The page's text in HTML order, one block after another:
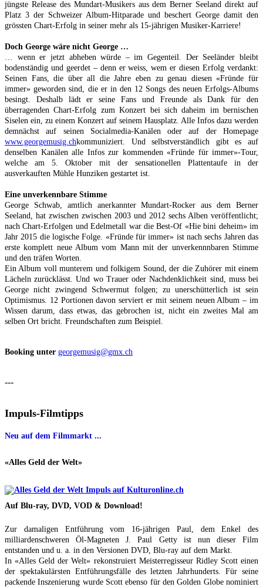
jüngste Release des Mundart-Musikers aus dem Berner Seeland direkt auf
Platz 3 der Schweizer Album-Hitparade und beschert George damit den
grössten Chart-Erfolg in seiner mehr als 15-jährigen Musiker-Karriere!
Doch George wäre nicht George …
… wenn er jetzt abheben würde – im Gegenteil. Der Seeländer bleibt
bodenständig und geerdet – denn er weiss, wem er diesen Erfolg verdankt:
Seinen Fans, die über all die Jahre eben zu genau diesen «Fründe für
immer» geworden sind, die er in den 12 Songs des neuen Erfolgs-Albums
besingt. Deshalb lädt er seine Fans und Freunde als Dank für den
überragenden Chart-Erfolg zum Konzert bei sich daheim im bernischen
Siselen ein, zu einem Konzert auf seinem Hausplatz. Alle Infos dazu werden
demnächst auf seinen Socialmedia-Kanälen oder auf der Homepage
www.georgemusig.chkommuniziert. Und selbstverständlich gibt es auf
denselben Kanälen alle Infos zur kommenden «Fründe für immer»-Tour,
welche am 5. Oktober mit der sensationellen Plattentaufe in der
ausverkauften Mühle Hunziken gestartet ist.
Eine unverkennbare Stimme
George Schwab, amtlich anerkannter Mundart-Rocker aus dem Berner
Seeland, hat zwischen zwischen 2003 und 2012 sechs Alben veröffentlicht;
nach Chart-Erfolgen und Edelmetall war die Best-Of «Hie bini deheim» im
Jahr 2015 die logische Folge. «Fründe für immer» ist nach sechs Jahren das
erste komplett neue Album vom Mann mit der unverkennnbaren Stimme
und den träfen Worten.
Ein Album voll munterem und folkigem Sound, der die Zuhörer mit einem
Lächeln zurücklässt. Und wo Trauer oder Nachdenklichkeit sind, muss bei
George nicht zwingend Schwermut folgen; zu unerschütterlich ist sein
Optimismus. 12 Portionen davon serviert er mit seinem neuen Album – im
Wissen darum, dass etwas, das gebrochen ist, nicht ein zweites Mal am
selben Ort bricht. Freundschaften zum Beispiel.
Booking unter georgemusig@gmx.ch
---
Impuls-Filmtipps
Neu auf dem Filmmarkt ...
«Alles Geld der Welt»
Auf Blu-ray, DVD, VOD & Download!
Zur damaligen Entführung vom 16-jährigen Paul, dem Enkel des
milliardenschweren Öl-Magneten J. Paul Getty ist nun dieser Film
entstanden und u. a. in den Versionen DVD, Blu-ray auf dem Markt.
In «Alles Geld der Welt» rekonstruiert Meisterregisseur Ridley Scott einen
der spektakulärsten Entführungsfälle des letzten Jahrhunderts. Für seine
packende Inszenierung wurde Scott ebenso für den Golden Globe nominiert